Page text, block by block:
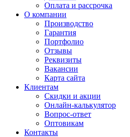
Оплата и рассрочка
О компании
Производство
Гарантия
Портфолио
Отзывы
Реквизиты
Вакансии
Карта сайта
Клиентам
Скидки и акции
Онлайн-калькулятор
Вопрос-ответ
Оптовикам
Контакты